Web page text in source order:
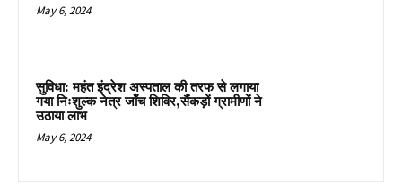
May 6, 2024
सुविधा: महंत इंद्रेश अस्पताल की तरफ से लगाया
गया निःशुल्क नेत्र जाँच शिविर,सैंकड़ों ग्रामीणों ने
उठाया लाभ
May 6, 2024